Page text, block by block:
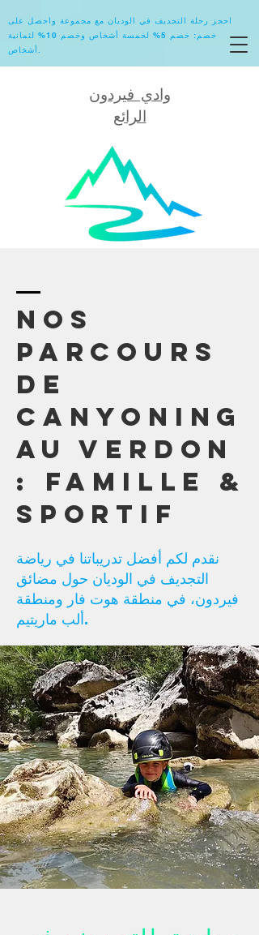
احجز رحلة التجديف في الوديان مع مجموعة واحصل على
خصم: خصم 5% لخمسة أشخاص وخصم 10% لثمانية
وادي فيردون
الرائع
Nos
Parcours
de
Canyoning
au Verdon
: Famille &
Sportif
نقدم لكم أفضل تدريباتنا في رياضة
التجديف في الوديان حول مضائق
فيردون، في منطقة هوت فار ومنطقة
ألب ماريتيم.